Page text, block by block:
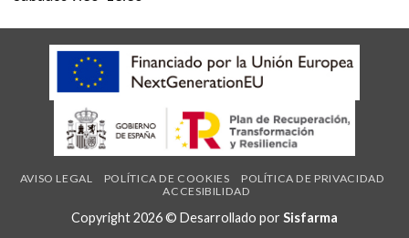
AVISO LEGAL POLÍTICA DE COOKIES
POLÍTICA DE PRIVACIDAD
ACCESIBILIDAD
Copyright 2026 © Desarrollado por Sisfarma